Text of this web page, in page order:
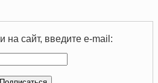
на сайт, введите e-mail: